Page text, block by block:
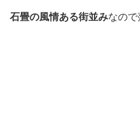
石畳の風情ある街並みなので